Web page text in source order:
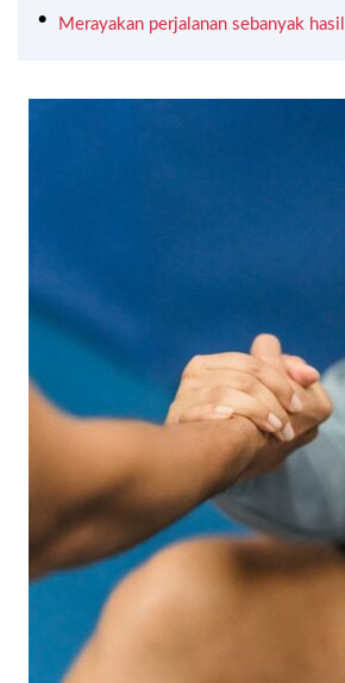
Merayakan perjalanan sebanyak